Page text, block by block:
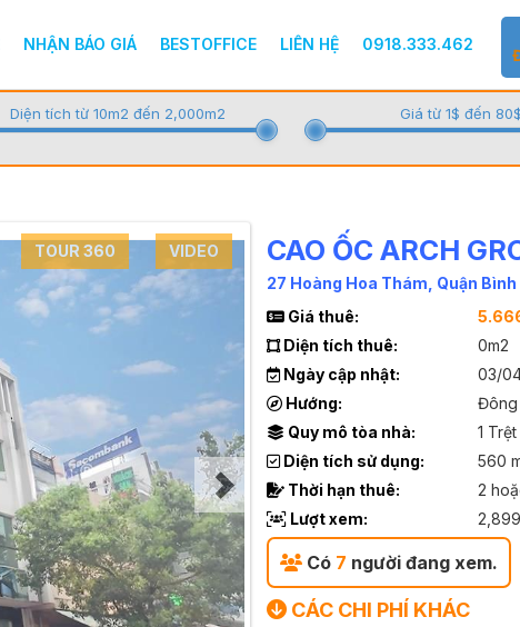
NHẬN BÁO GIÁ BESTOFFICE LIÊN HỆ 0918.333.462
Diện tích từ 10m2 đến 2,000m2 Giá từ 1$ đến 80$
TOUR 360 VIDEO CAO ỐC ARCH
27 Hoàng Hoa Thám, Quận Bình
Giá thuê:
Diện tích thuê:
0m2
Ngày cập nhật:
03/
Hướng:
Đông
Quy mô tòa nhà:
1
Diện tích sử dụng:
560
Thời hạn thuê:
2
Lượt xem:
2,899
Có 7 người đang xem.
CÁC CHI PHÍ KHÁC